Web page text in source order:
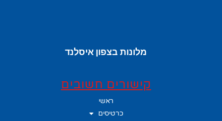
מלונות בצפון איסלנד
קישורים חשובים
ראשי
כרטיסים